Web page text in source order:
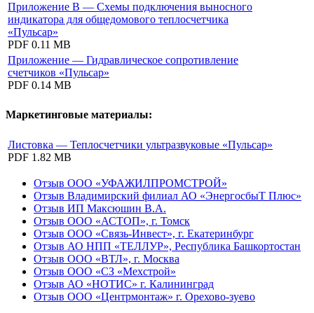
Приложение В — Схемы подключения выносного
индикатора для общедомового теплосчетчика
«Пульсар»
PDF 0.11 MB
Приложение — Гидравлическое сопротивление
счетчиков «Пульсар»
PDF 0.14 MB
Маркетинговые материалы:
Листовка — Теплосчетчики ультразвуковые «Пульсар»
PDF 1.82 MB
Отзыв ООО «УФАЖИЛПРОМСТРОЙ»
Отзыв Владимирский филиал АО «ЭнергосбыТ Плюс»
Отзыв ИП Максюшин В.А.
Отзыв ООО «АСТОП», г. Томск
Отзыв ООО «Связь-Инвест», г. Екатеринбург
Отзыв АО НПП «ТЕЛЛУР», Республика Башкортостан
Отзыв ООО «ВТЛ», г. Москва
Отзыв ООО «СЗ «Мехстрой»
Отзыв АО «НОТИС» г. Калининград
Отзыв ООО «Центрмонтаж» г. Орехово-зуево